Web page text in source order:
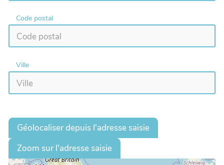
Code postal
Ville
Géolocaliser depuis l'adresse saisie
Zoom sur l'adresse saisie